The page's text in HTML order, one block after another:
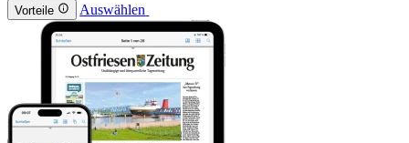
Vorteile Auswählen